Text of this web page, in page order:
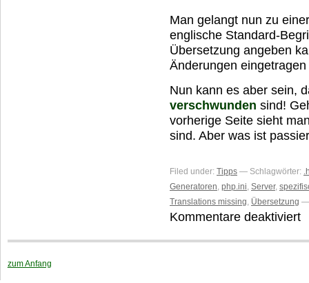
Man gelangt nun zu
englische Standard-
Übersetzung angeben
Änderungen
Nun kann es aber sein,
verschwunden sind!
vorherige Seite sieht
sind. Aber was ist
Filed under: Tipps — Schlagwörter:
Generatoren, php.ini, Server,
Translations missing, Übersetzung —
Kommentare deaktiviert
zum Anfang